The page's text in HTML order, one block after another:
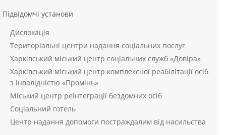
Підвідомчі установи
Дислокація
Територіальні центри надання соціальних послуг
Харківський міський центр соціальних служб «Довіра»
Харківський міський центр комплексної реабілітації осіб
з інвалідністю «Промінь»
Міський центр реінтеграції бездомних осіб
Соціальний готель
Центр надання допомоги постраждалим від насильства